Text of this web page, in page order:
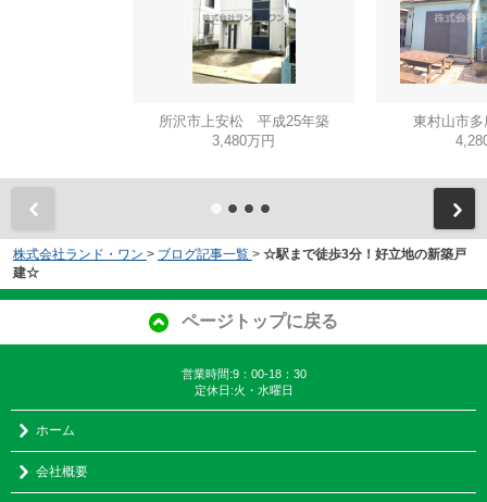
所沢市上安松 平成25年築
3,480万円
東村山市
株式会社ランド・ワン > ブログ記事一覧 > ☆駅まで徒歩3分！好立地の新築戸
建☆
ページトップに戻る
営業時間:9：00-18：30
定休日:火・水曜日
ホーム
会社概要